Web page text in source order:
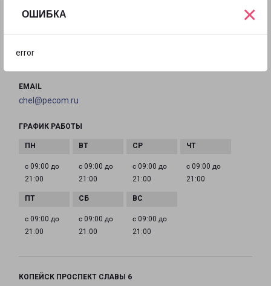
ОШИБКА
error
×
на карте
EMAIL
chel@pecom.ru
ГРАФИК РАБОТЫ
с 09:00 до
21:00
с 09:00 до
21:00
с 09:00 до
21:00
с 09:00 до
21:00
с 09:00 до
21:00
с 09:00 до
21:00
с 09:00 до
21:00
КОПЕЙСК ПРОСПЕКТ СЛАВЫ 6